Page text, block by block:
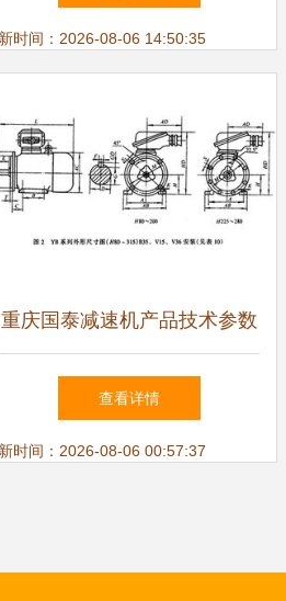
解析
时间：2026-08-06 14:50:35
重庆国泰减速机产品技术参数
概览与中国减速机信息网推荐
查看详情
时间：2026-08-06 00:57:37